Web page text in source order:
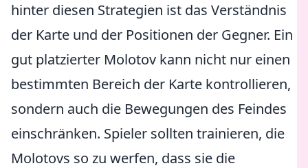
hinter diesen Strategien ist das Verständnis
der Karte und der Positionen der Gegner. Ein
gut platzierter Molotov kann nicht nur einen
bestimmten Bereich der Karte kontrollieren,
sondern auch die Bewegungen des Feindes
einschränken. Spieler sollten trainieren, die
Molotovs so zu werfen, dass sie die